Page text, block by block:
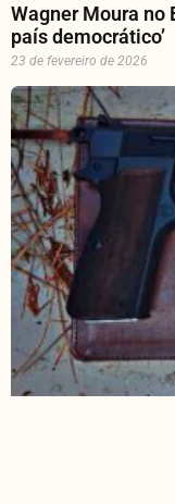
Wagner Moura no
país democrático’
23 de fevereiro de 2026